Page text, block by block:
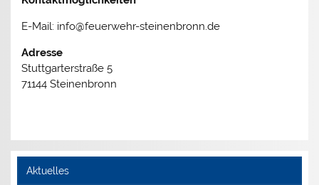
E-Mail: info@feuerwehr-steinenbronn.de
Adresse
Stuttgarterstraße 5
71144 Steinenbronn
Aktuelles